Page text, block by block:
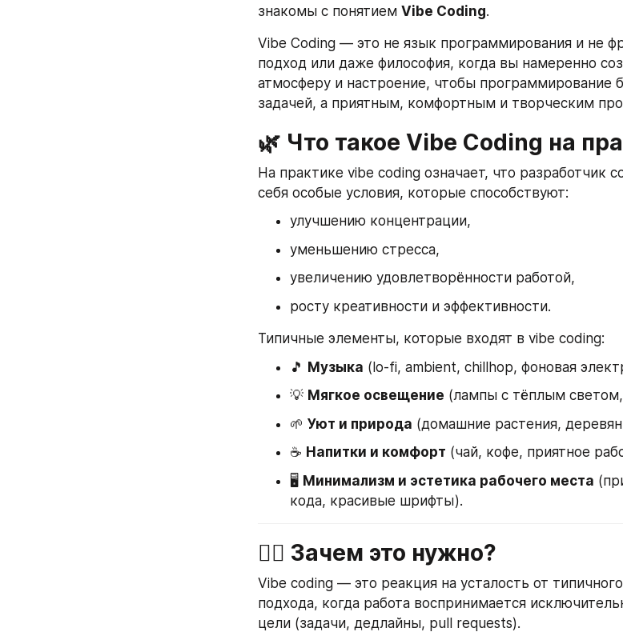
знакомы с понятием Vibe Coding.
Vibe Coding — это не язык программирования и не
подход или даже философия, когда вы намеренно
атмосферу и настроение, чтобы программирование
задачей, а приятным, комфортным и творческим
🌿 Что такое Vibe Coding на
На практике vibe coding означает, что разработчик
себя особые условия, которые способствуют:
улучшению концентрации,
уменьшению стресса,
увеличению удовлетворённости работой,
росту креативности и эффективности.
Типичные элементы, которые входят в vibe coding:
🎵 Музыка (lo-fi, ambient, chillhop, фоновая
💡 Мягкое освещение (лампы с тёплым светом,
🌱 Уют и природа (домашние растения,
☕️ Напитки и комфорт (чай, кофе, приятное
🖥 Минимализм и эстетика рабочего места
кода, красивые шрифты).
🧘‍♂️ Зачем это нужно?
Vibe coding — это реакция на усталость от
подхода, когда работа воспринимается
цели (задачи, дедлайны, pull requests).